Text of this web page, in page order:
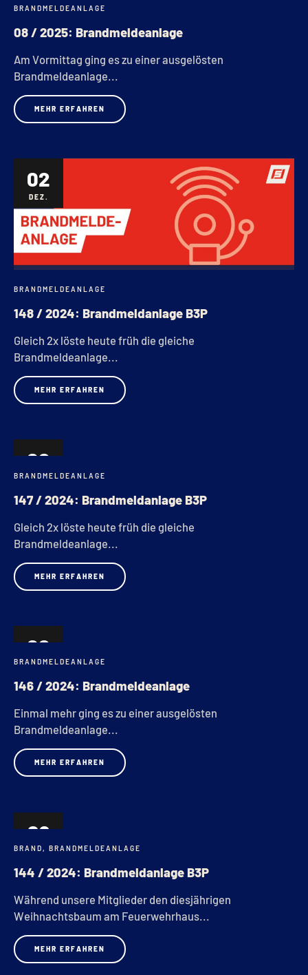
BRANDMELDEANLAGE
08 / 2025: Brandmeldeanlage
Am Vormittag ging es zu einer ausgelösten
Brandmeldeanlage...
MEHR ERFAHREN
02
DEZ.
BRANDMELDEANLAGE
148 / 2024: Brandmeldanlage B3P
Gleich 2x löste heute früh die gleiche
Brandmeldeanlage...
MEHR ERFAHREN
02
DEZ.
BRANDMELDEANLAGE
147 / 2024: Brandmeldanlage B3P
Gleich 2x löste heute früh die gleiche
Brandmeldeanlage...
MEHR ERFAHREN
02
DEZ.
BRANDMELDEANLAGE
146 / 2024: Brandmeldeanlage
Einmal mehr ging es zu einer ausgelösten
Brandmeldeanlage...
MEHR ERFAHREN
29
NOV.
BRAND, BRANDMELDEANLAGE
144 / 2024: Brandmeldanlage B3P
Während unsere Mitglieder den diesjährigen
Weihnachtsbaum am Feuerwehrhaus...
MEHR ERFAHREN